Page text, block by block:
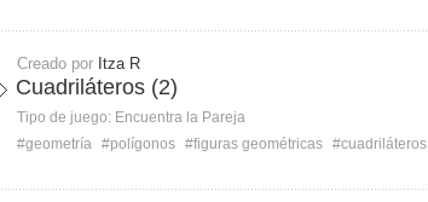
Creado por Itza R
Cuadriláteros (2)
Tipo de juego: Encuentra la Pareja
#geometría #polígonos #figuras geométricas #cuadriláteros